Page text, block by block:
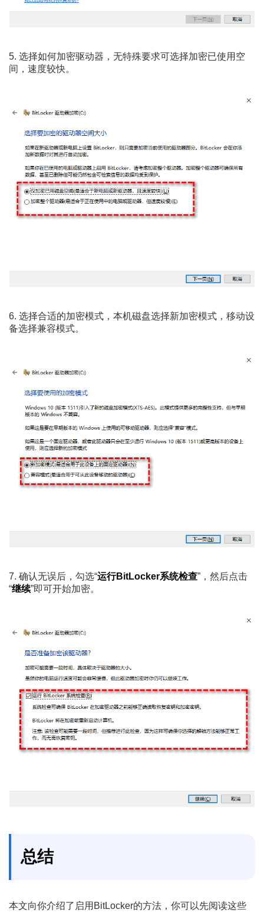
5. 选择如何加密驱动器，无特殊要求可选择加密已使用空
间，速度较快。
6. 选择合适的加密模式，本机磁盘选择新加密模式，移动设
备选择兼容模式。
7. 确认无误后，勾选“运行BitLocker系统检查”，然后点击
“继续”即可开始加密。
总结
本文向你介绍了启用BitLocker的方法，你可以先阅读这些